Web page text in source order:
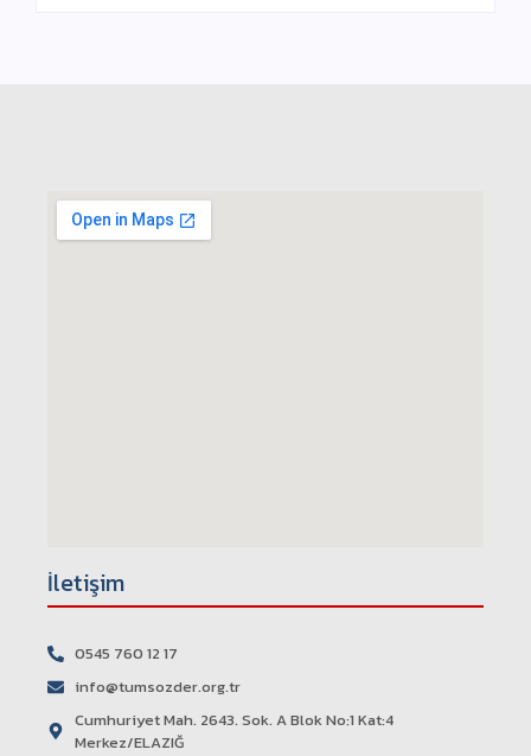
İletişim
0545 760 12 17
info@tumsozder.org.tr
Cumhuriyet Mah. 2643. Sok. A Blok No:1 Kat:4
Merkez/ELAZIĞ